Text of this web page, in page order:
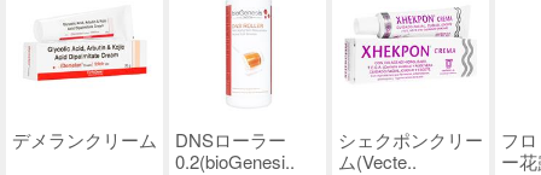
デメランクリーム
DNSローラー
0.2(bioGenesi..
シェクポンクリー
ム(Vecte..
フ
ー